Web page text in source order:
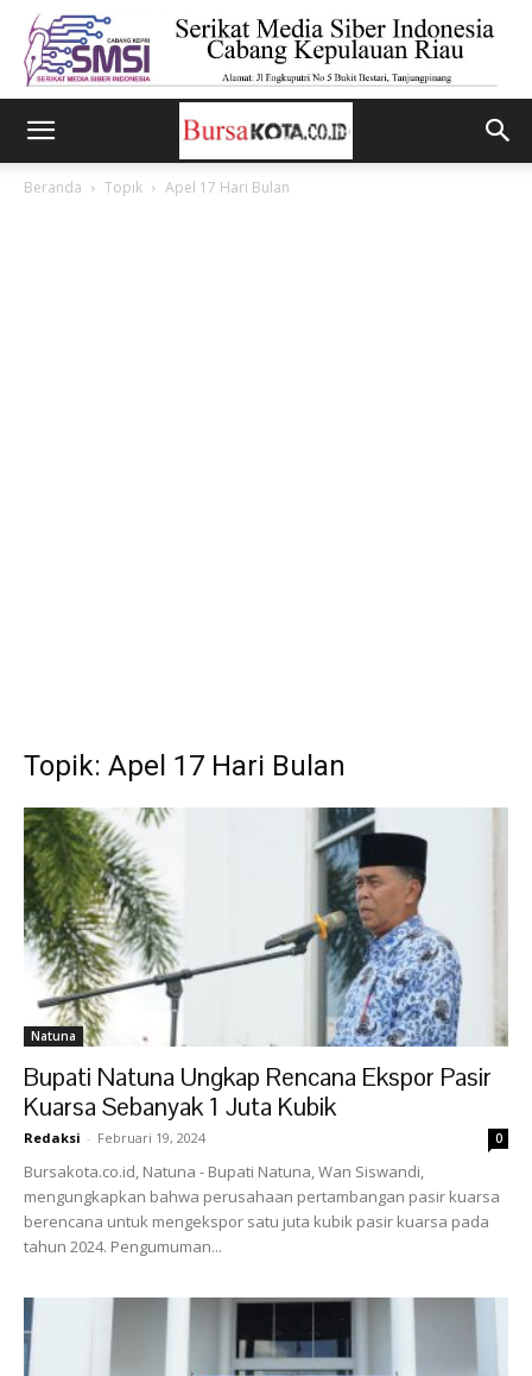
Beranda Topik Apel 17 Hari Bulan
Topik: Apel 17 Hari Bulan
Natuna
Bupati Natuna Ungkap Rencana Ekspor Pasir
Kuarsa Sebanyak 1 Juta Kubik
Redaksi - Februari 19, 2024 0
Bursakota.co.id, Natuna - Bupati Natuna, Wan Siswandi,
mengungkapkan bahwa perusahaan pertambangan pasir kuarsa
berencana untuk mengekspor satu juta kubik pasir kuarsa pada
tahun 2024. Pengumuman...